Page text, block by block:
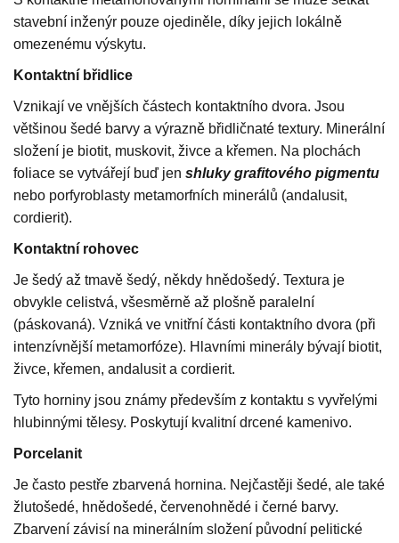
stavební inženýr pouze ojediněle, díky jejich lokálně
omezenému výskytu.
Kontaktní břidlice
Vznikají ve vnějších částech kontaktního dvora. Jsou
většinou šedé barvy a výrazně břidličnaté textury. Minerální
složení je biotit, muskovit, živce a křemen. Na plochách
foliace se vytvářejí buď jen shluky grafitového pigmentu
nebo porfyroblasty metamorfních minerálů (andalusit,
cordierit).
Kontaktní rohovec
Je šedý až tmavě šedý, někdy hnědošedý. Textura je
obvykle celistvá, všesměrně až plošně paralelní
(páskovaná). Vzniká ve vnitřní části kontaktního dvora (při
intenzívnější metamorfóze). Hlavními minerály bývají biotit,
živce, křemen, andalusit a cordierit.
Tyto horniny jsou známy především z kontaktu s vyvřelými
hlubinnými tělesy. Poskytují kvalitní drcené kamenivo.
Porcelanit
Je často pestře zbarvená hornina. Nejčastěji šedé, ale také
žlutošedé, hnědošedé, červenohnědé i černé barvy.
Zbarvení závisí na minerálním složení původní pelitické